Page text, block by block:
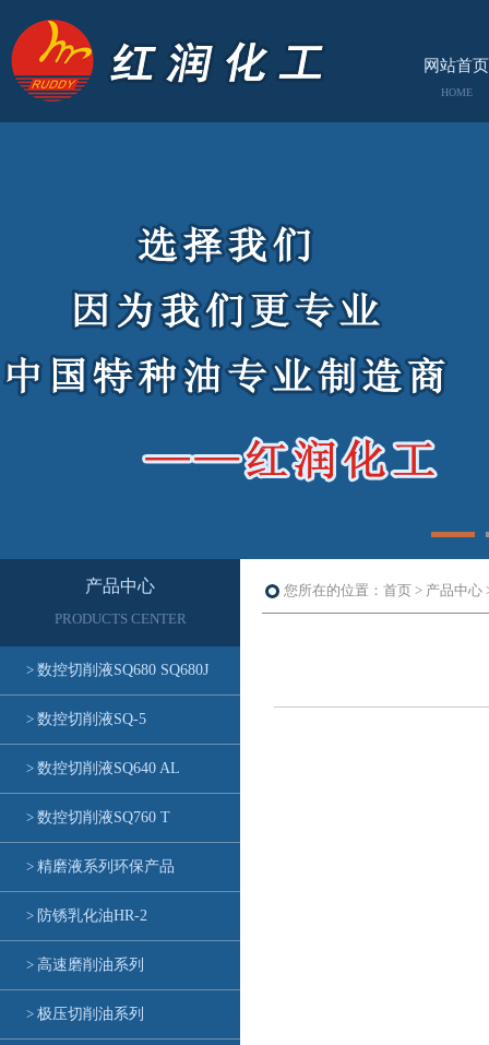
网站首页
HOME
产品中心
PRODUCTS CENTER
> 数控切削液SQ680 SQ680J
> 数控切削液SQ-5
> 数控切削液SQ640 AL
> 数控切削液SQ760 T
> 精磨液系列环保产品
> 防锈乳化油HR-2
> 高速磨削油系列
> 极压切削油系列
您所在的位置：首页 > 产品中心